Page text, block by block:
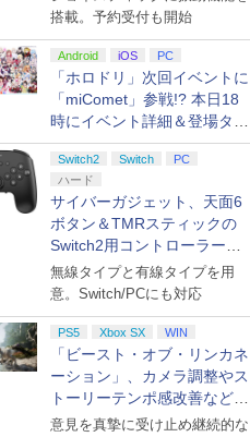
搭載。予約受付も開始
Android iOS PC
「ホロドリ」次回イベントに
「miComet」参戦!? 本日18
時にイベント詳細＆登場タレ
ント公開
Switch2 Switch
PC
ハード
サイバーガジェット、天面6
ボタン＆TMRスティックの
Switch2用コントローラーを9
月下旬発売！
無線タイプと有線タイプを用
意。Switch/PCにも対応
PS5 Xbox SX WIN
「ビースト・オブ・リンカネ
ーション」、カメラ調整やス
トーリーテンポ感改善などの
アプデを1週間以内に実施
意見を真摯に受け止め継続的な